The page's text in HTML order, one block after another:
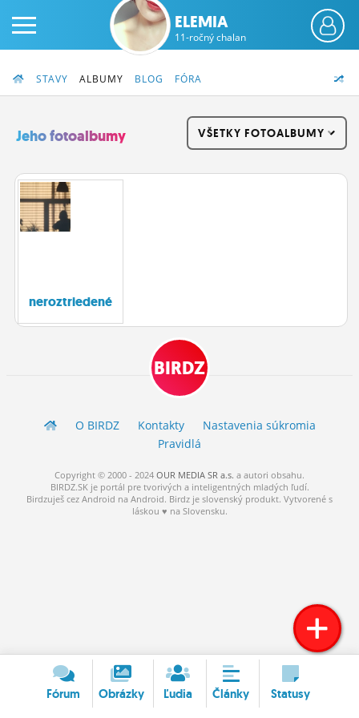
ČINŽIAK
BLOGY
ROLETA
ELEMIA
11-ročný chalan
STAVY ALBUMY BLOG FÓRA
Jeho fotoalbumy VŠETKY FOTOALBUMY
neroztriedené
BIRDZ
O BIRDZ Kontakty
Nastavenia súkromia
Pravidlá
Copyright © 2000 - 2024 OUR MEDIA SR a.s. a autori obsahu.
BIRDZ.SK je portál pre tvorivých a inteligentných mladých ľudí.
Birdzuješ cez Android na Android. Birdz je slovenský produkt. Vytvorené s
láskou ♥ na Slovensku.
Fórum Obrázky Ľudia Články Statusy